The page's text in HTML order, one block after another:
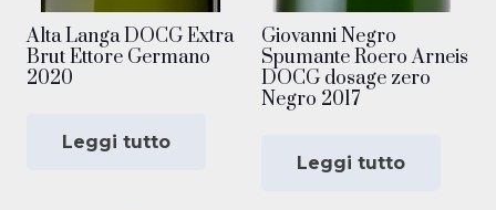
Alta Langa DOCG Extra
Brut Ettore Germano
2020
Leggi tutto
Giovanni Negro
Spumante Roero Arneis
DOCG dosage zero
Negro 2017
Leggi tutto